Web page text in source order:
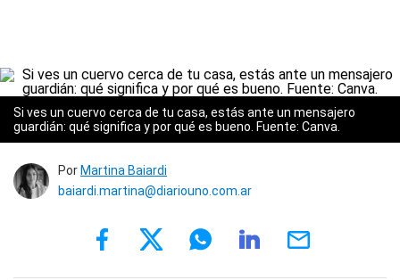
Si ves un cuervo cerca de tu casa, estás ante un mensajero
guardián: qué significa y por qué es bueno. Fuente: Canva.
Por Martina Baiardi
baiardi.martina@diariouno.com.ar